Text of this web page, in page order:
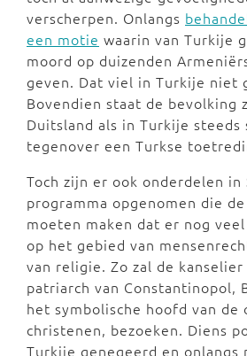
verscherpen. Onlangs
een motie waarin van Turkije
moord op duizenden
geven. Dat viel in Turkije niet
Bovendien staat de bevolking
Duitsland als in Turkije steeds
tegenover een Turkse
Toch zijn er ook onderdelen in
programma opgenomen die
moeten maken dat er nog
op het gebied van
van religie. Zo zal de
patriarch van Constantinopol,
het symbolische hoofd van de
christenen, bezoeken. Diens
Turkije genegeerd en onlangs